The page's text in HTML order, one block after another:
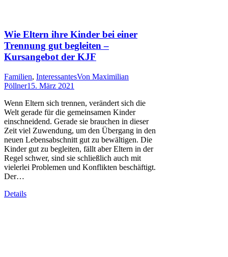
Wie Eltern ihre Kinder bei einer
Trennung gut begleiten –
Kursangebot der KJF
Familien, InteressantesVon Maximilian
Pöllner15. März 2021
Wenn Eltern sich trennen, verändert sich die
Welt gerade für die gemeinsamen Kinder
einschneidend. Gerade sie brauchen in dieser
Zeit viel Zuwendung, um den Übergang in den
neuen Lebensabschnitt gut zu bewältigen. Die
Kinder gut zu begleiten, fällt aber Eltern in der
Regel schwer, sind sie schließlich auch mit
vielerlei Problemen und Konflikten beschäftigt.
Der…
Details